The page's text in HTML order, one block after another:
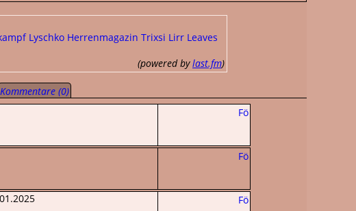
Lyschko Herrenmagazin Trixsi Lirr Leaves
(powered bylast.fm)
Kommentare (0)
Fö
Fö
Fö